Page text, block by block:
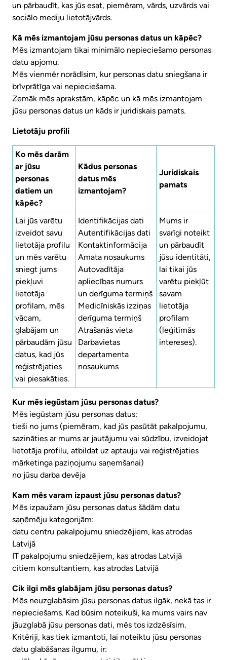
un pārbaudīt, kas jūs esat, piemēram, vārds, uzvārds vai
sociālo mediju lietotājvārds.
Kā mēs izmantojam jūsu personas datus un kāpēc?
Mēs izmantojam tikai minimālo nepieciešamo personas
datu apjomu.
Mēs vienmēr norādīsim, kur personas datu sniegšana ir
brīvprātīga vai nepieciešama.
Zemāk mēs aprakstām, kāpēc un kā mēs izmantojam
jūsu personas datus un kāds ir juridiskais pamats.
Lietotāju profili
Ko mēs darām
ar jūsu
personas
datiem un
kāpēc?
Kādus personas
datus mēs
izmantojam?
Juridiskais
pamats
Lai jūs varētu
izveidot savu
lietotāja profilu
un mēs varētu
sniegt jums
piekļuvi
lietotāja
profilam, mēs
vācam,
glabājam un
pārbaudām jūsu
datus, kad jūs
reģistrējaties
vai piesakāties.
Identifikācijas dati
Autentifikācijas dati
Kontaktinformācija
Amata nosaukums
Autovadītāja
apliecības numurs
un derīguma termiņš
Medicīniskās izziņas
derīguma termiņš
Atrašanās vieta
Darbavietas
departamenta
nosaukums
Mums ir
svarīgi noteikt
un pārbaudīt
jūsu identitāti,
lai tikai jūs
varētu piekļūt
savam
lietotāja
profilam
(leģitīmās
intereses).
Kur mēs iegūstam jūsu personas datus?
Mēs iegūstam jūsu personas datus:
tieši no jums (piemēram, kad jūs pasūtāt pakalpojumu,
sazināties ar mums ar jautājumu vai sūdzību, izveidojat
lietotāja profilu, atbildat uz aptauju vai reģistrējaties
mārketinga paziņojumu saņemšanai)
no jūsu darba devēja
Kam mēs varam izpaust jūsu personas datus?
Mēs izpaužam jūsu personas datus šādām datu
saņēmēju kategorijām:
datu centru pakalpojumu sniedzējiem, kas atrodas
Latvijā
IT pakalpojumu sniedzējiem, kas atrodas Latvijā
citiem konsultantiem, kas atrodas Latvijā
Cik ilgi mēs glabājam jūsu personas datus?
Mēs neuzglabāsim jūsu personas datus ilgāk, nekā tas ir
nepieciešams. Kad būsim noteikuši, ka mums vairs nav
jāuzglabā jūsu personas dati, mēs tos izdzēsīsim.
Kritēriji, kas tiek izmantoti, lai noteiktu jūsu personas
datu glabāšanas ilgumu, ir: